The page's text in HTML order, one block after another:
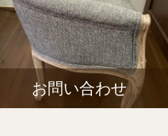
お問い合わせ